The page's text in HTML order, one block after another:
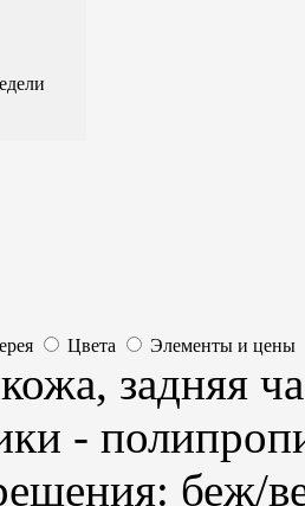
Цвета Элементы и цены
задняя
-
беж/